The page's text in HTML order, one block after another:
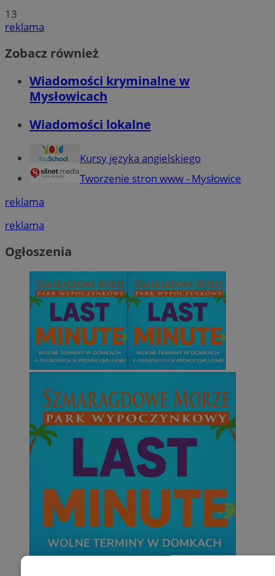
13
reklama
Zobacz również
Wiadomości kryminalne w
Mysłowicach
Wiadomości lokalne
Kursy języka angielskiego
Tworzenie stron www - Mysłowice
reklama
reklama
Ogłoszenia